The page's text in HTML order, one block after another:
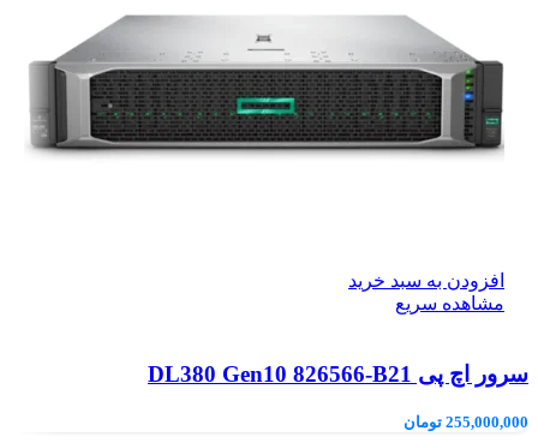
افزودن به سبد خرید
مشاهده سریع
سرور اچ پی DL380 Gen10 826566-B21
255,000,000 تومان